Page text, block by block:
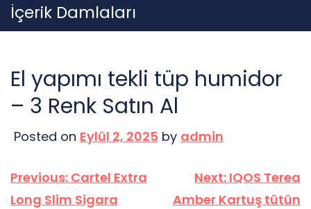
Skip
to
İçerik Damlaları
El yapımı tekli tüp humidor
– 3 Renk Satın Al
Posted on Eylül 2, 2025 by admin
Yazı
gezinmesi
Previous: Cartel Extra
Long Slim Sigara
Next: IQOS Terea
Amber Kartuş tütün